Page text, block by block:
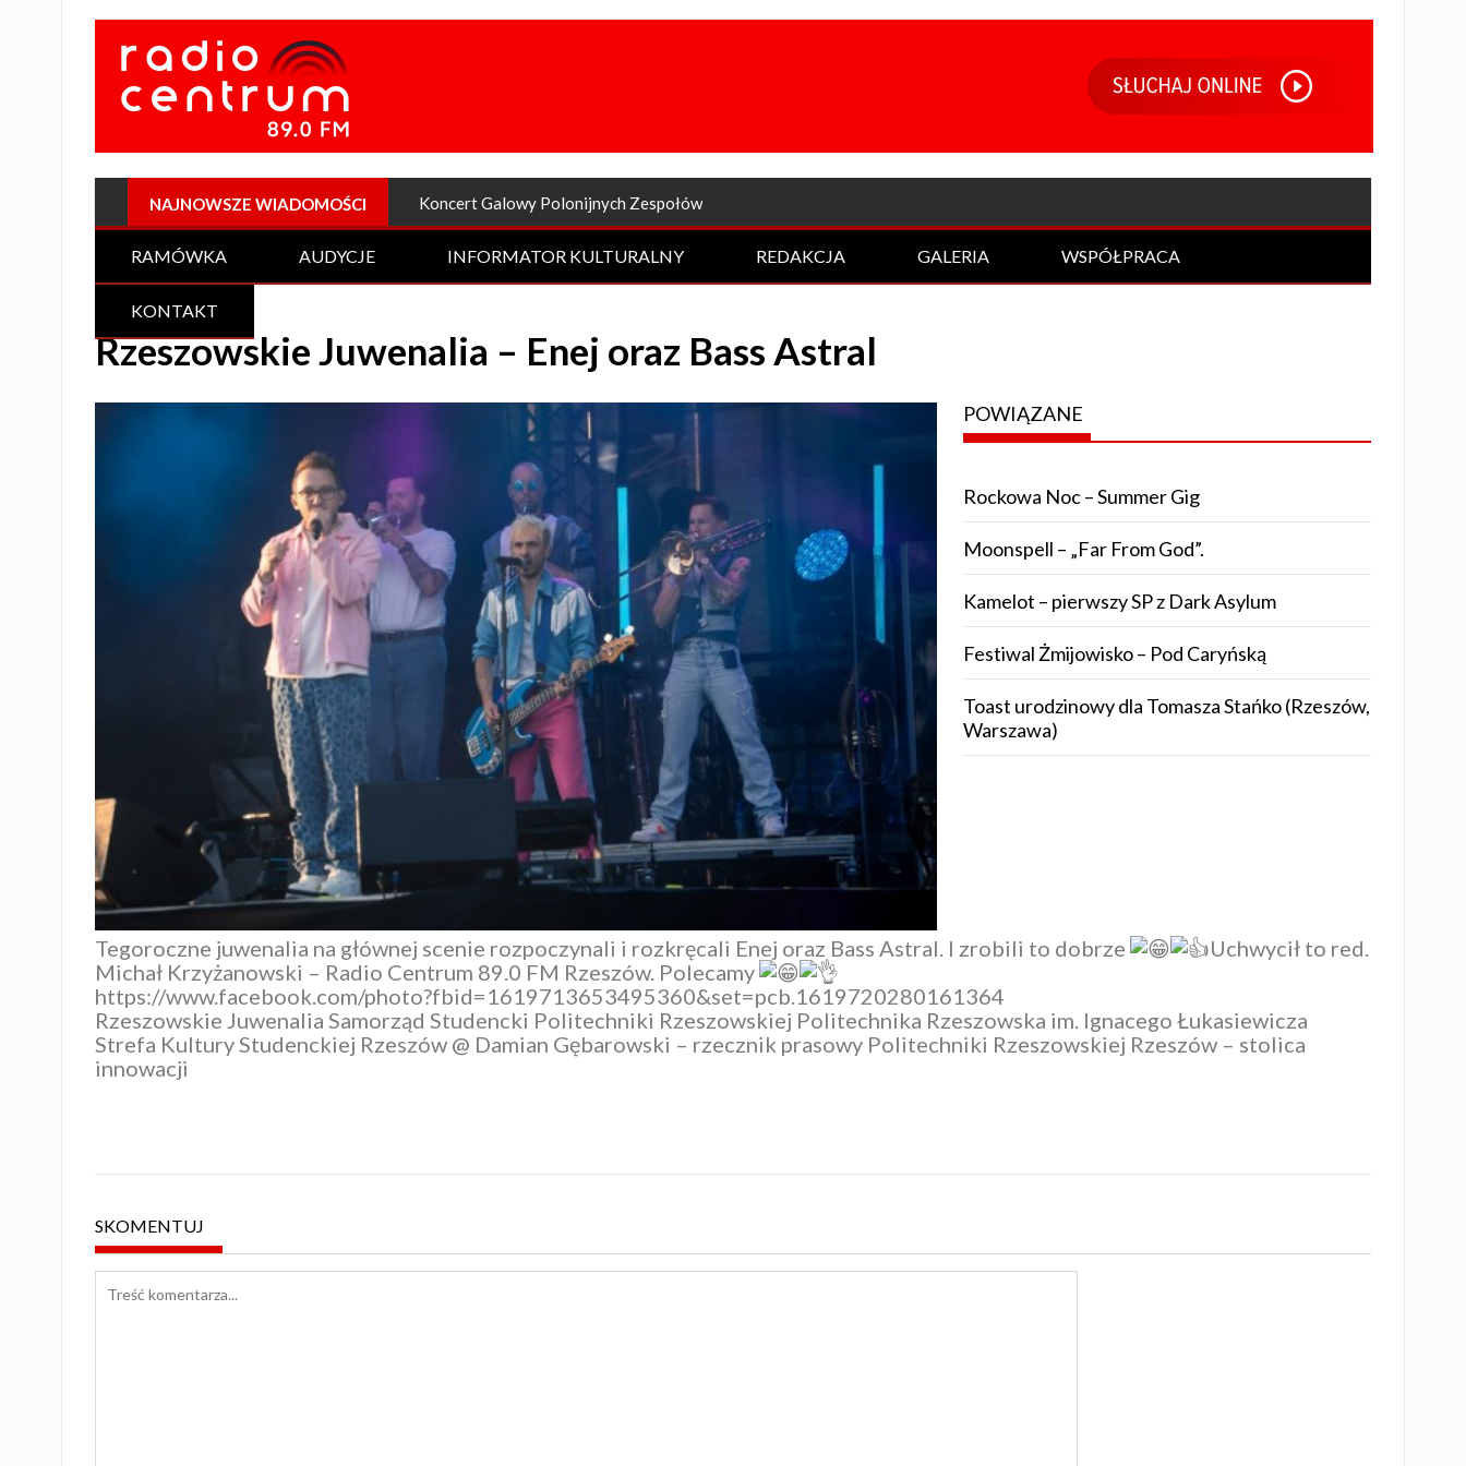
NAJNOWSZE WIADOMOŚCI Plenerowa odsłona Rockowej Nocy
RAMÓWKA AUDYCJE INFORMATOR KULTURALNY REDAKCJA GALERIA WSPÓŁPRACA
KONTAKT
Rzeszowskie Juwenalia – Enej oraz Bass Astral
POWIĄZANE
Rockowa Noc – Summer Gig
Moonspell – „Far From God”.
Kamelot – pierwszy SP z Dark Asylum
Festiwal Żmijowisko – Pod Caryńską
Toast urodzinowy dla Tomasza Stańko (Rzeszów,
Warszawa)
Tegoroczne juwenalia na głównej scenie rozpoczynali i rozkręcali Enej oraz Bass Astral. I zrobili to dobrze
Uchwycił to red.
Michał Krzyżanowski – Radio Centrum 89.0 FM Rzeszów. Polecamy
https://www.facebook.com/photo?fbid=1619713653495360&set=pcb.1619720280161364
Rzeszowskie Juwenalia Samorząd Studencki Politechniki Rzeszowskiej Politechnika Rzeszowska im. Ignacego Łukasiewicza
Strefa Kultury Studenckiej Rzeszów @ Damian Gębarowski – rzecznik prasowy Politechniki Rzeszowskiej Rzeszów – stolica
innowacji
SKOMENTUJ